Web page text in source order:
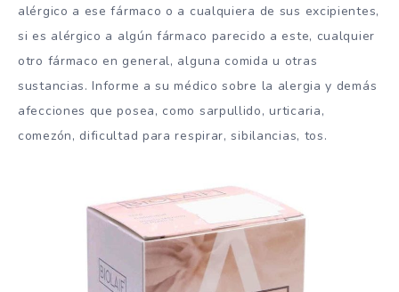
alérgico a ese fármaco o a cualquiera de sus excipientes,
si es alérgico a algún fármaco parecido a este, cualquier
otro fármaco en general, alguna comida u otras
sustancias. Informe a su médico sobre la alergia y demás
afecciones que posea, como sarpullido, urticaria,
comezón, dificultad para respirar, sibilancias, tos.